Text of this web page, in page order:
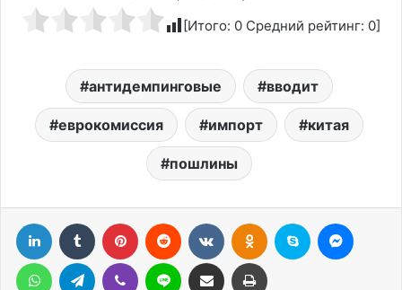
[Итого: 0 Средний рейтинг: 0]
антидемпинговые вводит
еврокомиссия импорт китая
пошлины
LinkedIn Tumblr Pinterest Reddit ВконтактеОдноклассники
Skype
WhatsAppTelegram Viber Line Поделиться через электронную почту Печатать